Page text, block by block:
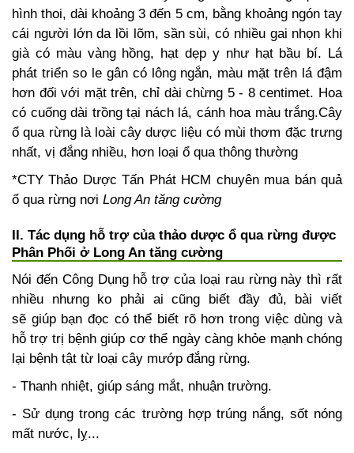
hình thoi, dài khoảng 3 đến 5 cm, bằng khoảng ngón tay
cái người lớn da lồi lõm, sần sùi, có nhiều gai nhọn khi
già có màu vàng hồng, hạt dẹp y như hạt bầu bí. Lá
phát triển so le gân có lông ngắn, màu mặt trên lá đậm
hơn đối với mặt trên, chỉ dài chừng 5 - 8 centimet. Hoa
có cuống dài trồng tại nách lá, cánh hoa màu trắng.Cây
ổ qua rừng là loài cây dược liệu có mùi thơm đặc trưng
nhất, vị đắng nhiều, hơn loại ổ qua thông thường
*CTY Thảo Dược Tấn Phát HCM chuyên mua bán quả
ổ qua rừng nơi Long An tăng cường
II. Tác dụng hỗ trợ của thảo dược ổ qua rừng được
Phân Phối ở Long An tăng cường
Nói đến Công Dụng hỗ trợ của loại rau rừng này thì rất
nhiều nhưng ko phải ai cũng biết đầy đủ, bài viết
sẽ giúp bạn đọc có thể biết rõ hơn trong việc dùng và
hỗ trợ trị bệnh giúp cơ thể ngày càng khỏe mạnh chóng
lại bệnh tật từ loại cây mướp đắng rừng.
- Thanh nhiệt, giúp sáng mắt, nhuận trường.
- Sử dụng trong các trường hợp trúng nắng, sốt nóng
mất nước, lỵ...